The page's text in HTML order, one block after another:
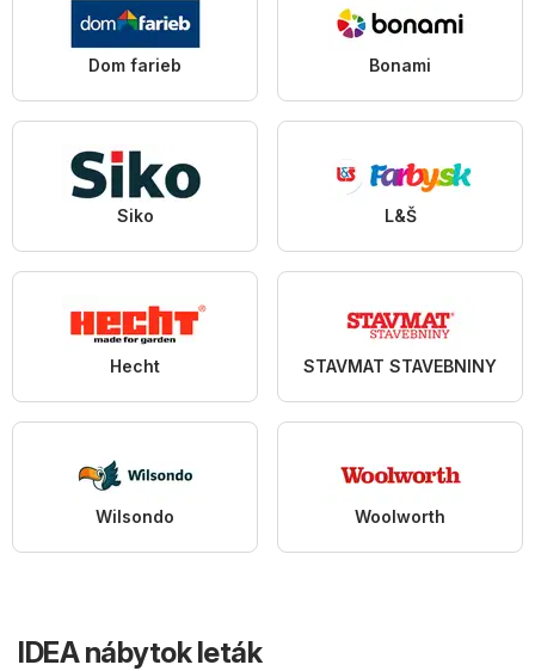
Dom farieb Bonami
Siko L&Š
Hecht STAVMAT STAVEBNINY
Wilsondo Woolworth
IDEA nábytok leták